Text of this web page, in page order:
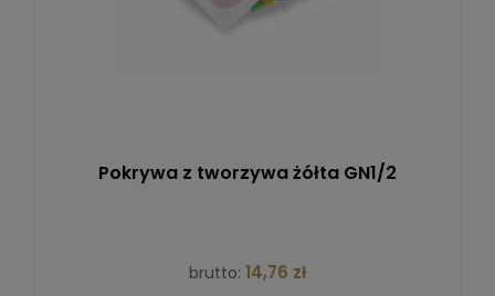
Pokrywa z tworzywa żółta GN1/2
brutto: 14,76 zł